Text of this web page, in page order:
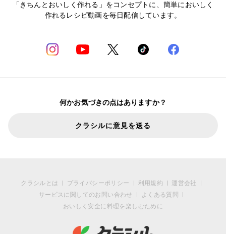
「きちんとおいしく作れる」をコンセプトに、簡単においしく
作れるレシピ動画を毎日配信しています。
何かお気づきの点はありますか？
クラシルに意見を送る
クラシルとは プライバシーポリシー 利用規約
運営会社
サービスに関してのお問い合わせ
よくある質問
おいしく安全に料理を楽しむために